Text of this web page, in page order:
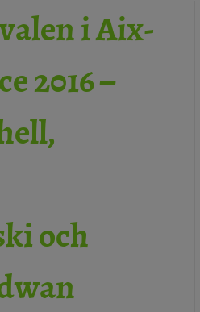
i Aix-
2016 –
och